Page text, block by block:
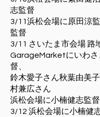
志監督
3/11浜松会場に原田涼
監督
3/11 さいたま市会場 路
GarageMarketにいわさ
督、
鈴木愛子さん秋葉由美
村兼広さん
浜松会場に小楠健志監督
3/12 浜松会場に小楠健